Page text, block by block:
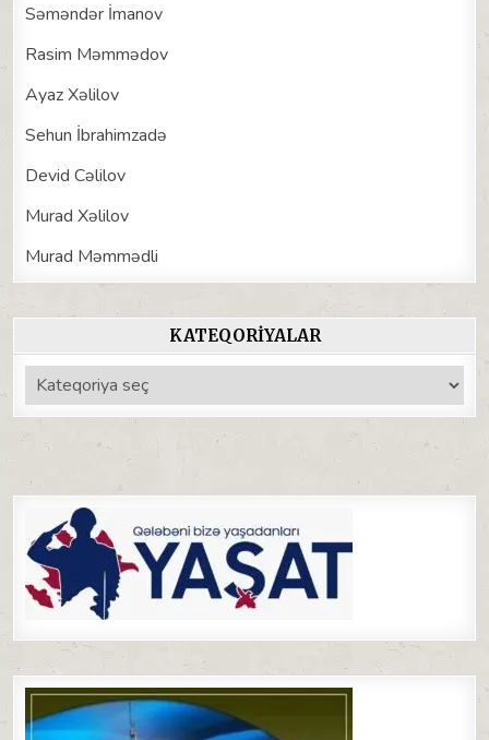
Səməndər İmanov
Rasim Məmmədov
Ayaz Xəlilov
Sehun İbrahimzadə
Devid Cəlilov
Murad Xəlilov
Murad Məmmədli
KATEQORIYALAR
Kateqoriyalar